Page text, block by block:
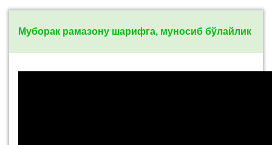
Муборак рамазону шарифга, муносиб бўлайлик